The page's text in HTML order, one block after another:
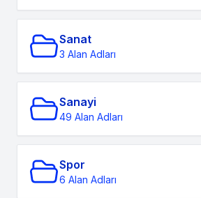
Sanat
3 Alan Adları
Sanayi
49 Alan Adları
Spor
6 Alan Adları